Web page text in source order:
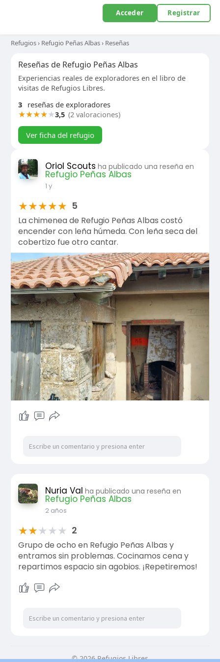
Acceder Registrar
Refugios› Refugio Peñas Albas› Reseñas
Reseñas de Refugio Peñas Albas
Experiencias reales de exploradores en el libro de
visitas de Refugios Libres.
3
reseñas de exploradores
★★★★★3,5 (2 valoraciones)
Ver ficha del refugio
Oriol Scouts ha publicado una reseña en
Refugio Peñas Albas
1 y
★★★★★ 5
La chimenea de Refugio Peñas Albas costó
encender con leña húmeda. Con leña seca del
cobertizo fue otro cantar.
Nuria Val ha publicado una reseña en
Refugio Peñas Albas
2 años
★★★★★ 2
Grupo de ocho en Refugio Peñas Albas y
entramos sin problemas. Cocinamos cena y
repartimos espacio sin agobios. ¡Repetiremos!
© 2026 Refugios Libres